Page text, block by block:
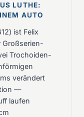
LUTHE:
AUTO
ist Felix
Großserien-
Trochoiden-
verändert
—
laufen